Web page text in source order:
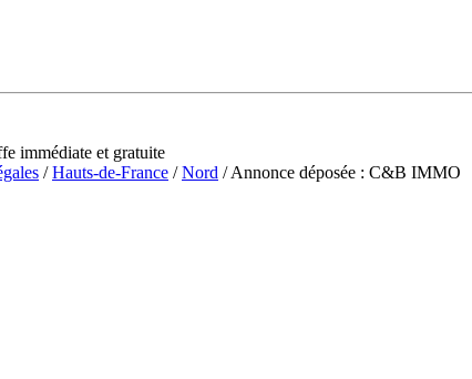
immédiate et gratuite
/Hauts-de-France /Nord / Annonce déposée : C&B IMMO